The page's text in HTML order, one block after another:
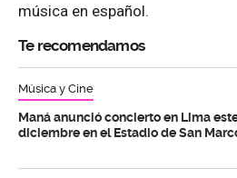
música en español.
Te recomendamos
Música y Cine
Maná anunció concierto en Lima
diciembre en el Estadio de San